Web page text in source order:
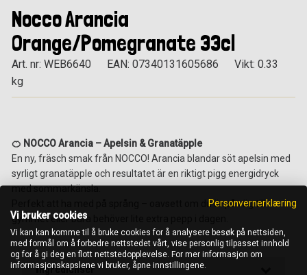
Nocco Arancia
Orange/Pomegranate 33cl
Art. nr: WEB6640 EAN: 07340131605686
Vikt: 0.33
kg
🍊 NOCCO Arancia – Apelsin & Granatäpple
En ny, fräsch smak från NOCCO! Arancia blandar söt apelsin med
syrligt granatäpple och resultatet är en riktigt pigg energidryck
med sommarkänsla.
Perfekt att ha med på språng – oavsett om du är på väg till
gymmet eller bara behöver lite extra pepp i dagen.
Ingredienser
Personvernerklæring
Vi bruker cookies
Vi kan kan komme til å bruke cookies for å analysere besøk på nettsiden,
med formål om å forbedre nettstedet vårt, vise personlig tilpasset innhold
og for å gi deg en flott nettstedopplevelse. For mer informasjon om
informasjonskapslene vi bruker, åpne innstillingene.